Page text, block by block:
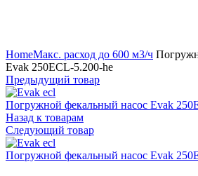
HomeМакс. расход до 600 м3/ч
Evak 250ECL-5.200-he
Предыдущий товар
Погружной фекальный насос Evak
Назад к товарам
Следующий товар
Погружной фекальный насос Evak